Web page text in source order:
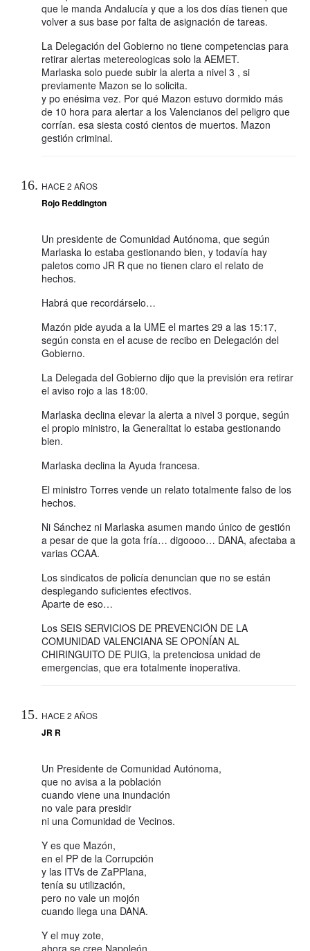
que le manda Andalucía y que a los dos días tienen que
volver a sus base por falta de asignación de tareas.
La Delegación del Gobierno no tiene competencias para
retirar alertas metereologicas solo la AEMET.
Marlaska solo puede subir la alerta a nivel 3 , si
previamente Mazon se lo solicita.
y po enésima vez. Por qué Mazon estuvo dormido más
de 10 hora para alertar a los Valencianos del peligro que
corrían. esa siesta costó cientos de muertos. Mazon
gestión criminal.
HACE 2 AÑOS
Rojo Reddington
Un presidente de Comunidad Autónoma, que según
Marlaska lo estaba gestionando bien, y todavía hay
paletos como JR R que no tienen claro el relato de
hechos.
Habrá que recordárselo…
Mazón pide ayuda a la UME el martes 29 a las 15:17,
según consta en el acuse de recibo en Delegación del
Gobierno.
La Delegada del Gobierno dijo que la previsión era retirar
el aviso rojo a las 18:00.
Marlaska declina elevar la alerta a nivel 3 porque, según
el propio ministro, la Generalitat lo estaba gestionando
bien.
Marlaska declina la Ayuda francesa.
El ministro Torres vende un relato totalmente falso de los
hechos.
Ni Sánchez ni Marlaska asumen mando único de gestión
a pesar de que la gota fría… digoooo… DANA, afectaba a
varias CCAA.
Los sindicatos de policía denuncian que no se están
desplegando suficientes efectivos.
Aparte de eso…
Los SEIS SERVICIOS DE PREVENCIÓN DE LA
COMUNIDAD VALENCIANA SE OPONÍAN AL
CHIRINGUITO DE PUIG, la pretenciosa unidad de
emergencias, que era totalmente inoperativa.
HACE 2 AÑOS
JR R
Un Presidente de Comunidad Autónoma,
que no avisa a la población
cuando viene una inundación
no vale para presidir
ni una Comunidad de Vecinos.
Y es que Mazón,
en el PP de la Corrupción
y las ITVs de ZaPPlana,
tenía su utilización,
pero no vale un mojón
cuando llega una DANA.
Y el muy zote,
ahora se cree Napoleón…